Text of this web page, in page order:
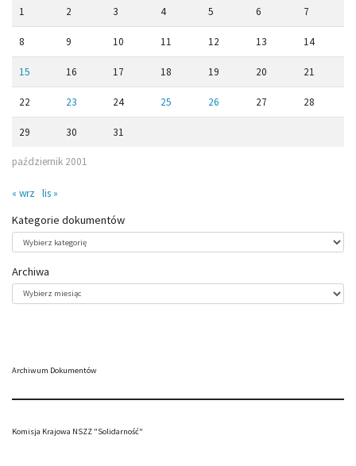
październik 2001
1 2 3 4 5 6 7
8 9 10 11 12 13 14
15 16 17 18 19 20 21
22 23 24 25 26 27 28
29 30 31
« wrz lis »
Kategorie dokumentów
dokumentów
Archiwa
Archiwa
Archiwum Dokumentów
Komisja Krajowa NSZZ "Solidarność"